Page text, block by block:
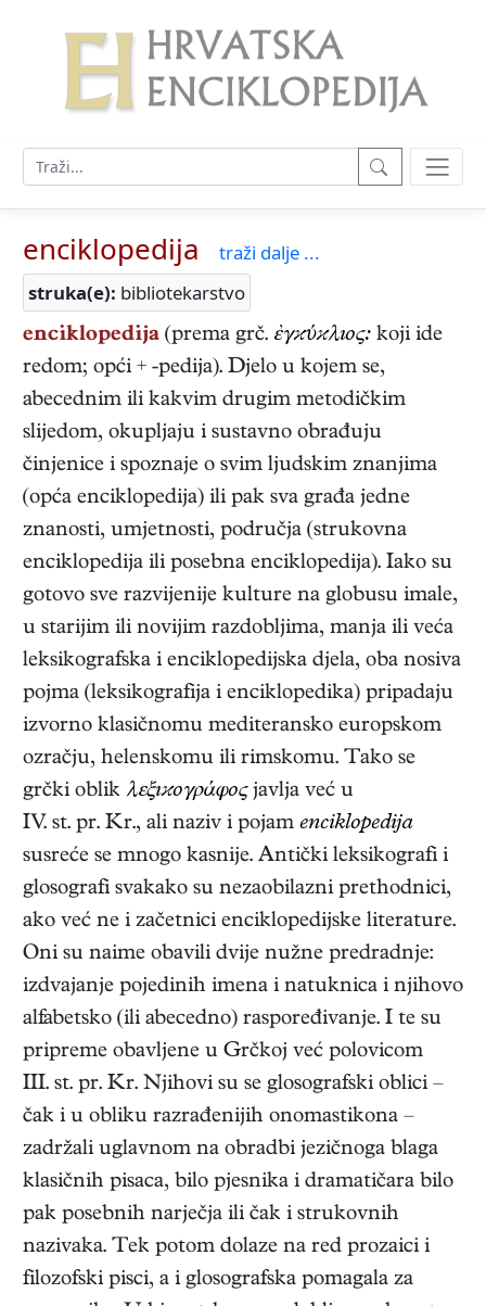
enciklopedija
traži dalje ...
struka(e): bibliotekarstvo
enciklopedija (prema grč. ἐγϰύϰλıος: koji ide
redom; opći + -pedija). Djelo u kojem se,
abecednim ili kakvim drugim metodičkim
slijedom, okupljaju i sustavno obrađuju
činjenice i spoznaje o svim ljudskim znanjima
(opća enciklopedija) ili pak sva građa jedne
znanosti, umjetnosti, područja (strukovna
enciklopedija ili posebna enciklopedija). Iako su
gotovo sve razvijenije kulture na globusu imale,
u starijim ili novijim razdobljima, manja ili veća
leksikografska i enciklopedijska djela, oba nosiva
pojma (leksikografija i enciklopedika) pripadaju
izvorno klasičnomu mediteransko europskom
ozračju, helenskomu ili rimskomu. Tako se
grčki oblik λεξıϰογράφοςjavlja već u
IV. st. pr. Kr., ali naziv i pojam enciklopedija
susreće se mnogo kasnije. Antički leksikografi i
glosografi svakako su nezaobilazni prethodnici,
ako već ne i začetnici enciklopedijske literature.
Oni su naime obavili dvije nužne predradnje:
izdvajanje pojedinih imena i natuknica i njihovo
alfabetsko (ili abecedno) raspoređivanje. I te su
pripreme obavljene u Grčkoj već polovicom
III. st. pr. Kr. Njihovi su se glosografski oblici –
čak i u obliku razrađenijih onomastikona –
zadržali uglavnom na obradbi jezičnoga blaga
klasičnih pisaca, bilo pjesnika i dramatičara bilo
pak posebnih narječja ili čak i strukovnih
nazivaka. Tek potom dolaze na red prozaici i
filozofski pisci, a i glosografska pomagala za